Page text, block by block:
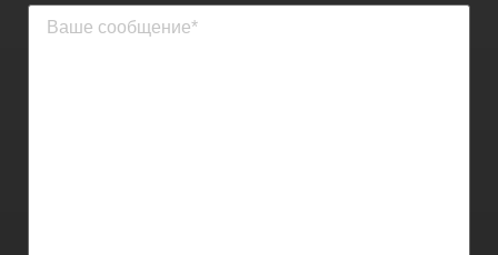
Ваше
сообщение(обязательно)